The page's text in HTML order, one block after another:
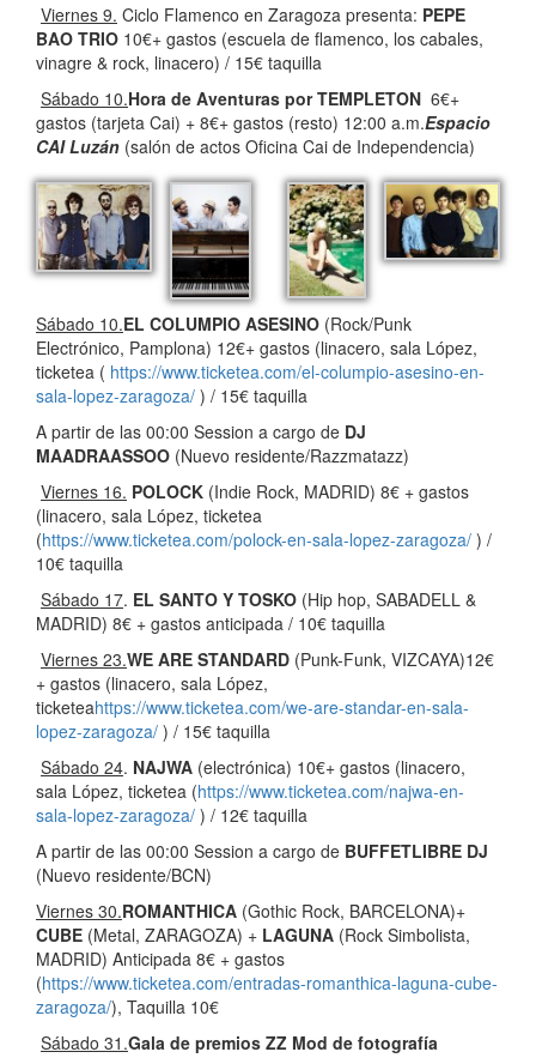
Viernes 9. Ciclo Flamenco en Zaragoza presenta: PEPE
BAO TRIO 10€+ gastos (escuela de flamenco, los cabales,
vinagre & rock, linacero) / 15€ taquilla
Sábado 10.Hora de Aventuras por TEMPLETON 6€+
gastos (tarjeta Cai) + 8€+ gastos (resto) 12:00 a.m.Espacio
CAI Luzán (salón de actos Oficina Cai de Independencia)
Sábado 10.EL COLUMPIO ASESINO (Rock/Punk
Electrónico, Pamplona) 12€+ gastos (linacero, sala López,
ticketea ( https://www.ticketea.com/el-columpio-asesino-en-
sala-lopez-zaragoza/ ) / 15€ taquilla
A partir de las 00:00 Session a cargo de DJ
MAADRAASSOO (Nuevo residente/Razzmatazz)
Viernes 16. POLOCK (Indie Rock, MADRID) 8€ + gastos
(linacero, sala López, ticketea
(https://www.ticketea.com/polock-en-sala-lopez-zaragoza/ ) /
10€ taquilla
Sábado 17. EL SANTO Y TOSKO (Hip hop, SABADELL &
MADRID) 8€ + gastos anticipada / 10€ taquilla
Viernes 23.WE ARE STANDARD (Punk-Funk, VIZCAYA)12€
+ gastos (linacero, sala López,
ticketeahttps://www.ticketea.com/we-are-standar-en-sala-
lopez-zaragoza/ ) / 15€ taquilla
Sábado 24. NAJWA (electrónica) 10€+ gastos (linacero,
sala López, ticketea (https://www.ticketea.com/najwa-en-
sala-lopez-zaragoza/ ) / 12€ taquilla
A partir de las 00:00 Session a cargo de BUFFETLIBRE DJ
(Nuevo residente/BCN)
Viernes 30.ROMANTHICA (Gothic Rock, BARCELONA)+
CUBE (Metal, ZARAGOZA) + LAGUNA (Rock Simbolista,
MADRID) Anticipada 8€ + gastos
(https://www.ticketea.com/entradas-romanthica-laguna-cube-
zaragoza/), Taquilla 10€
Sábado 31.Gala de premios ZZ Mod de fotografía